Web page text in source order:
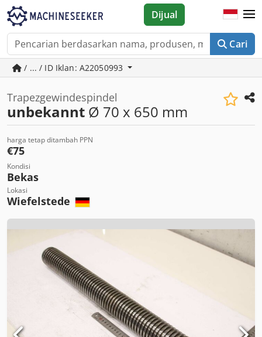
Cari
Dijual
/ ... / ID Iklan: A22050993
Trapezgewindespindel
unbekannt Ø 70 x 650 mm
harga tetap ditambah PPN
€75
Kondisi
Bekas
Lokasi
Wiefelstede